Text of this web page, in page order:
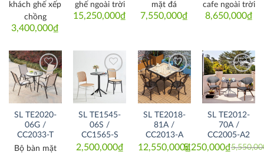
3,400,000₫
khách ghế xếp
chồng
15,250,000₫
ghế ngoài trời
7,550,000₫
mặt đá
8,650,000₫
cafe ngoài trời
Thích
SL TE2020-
06G /
CC2033-T
Bộ bàn mặt
Thích
SL TE1545-
06S /
CC1565-S
2,500,000₫
Thích
SL TE2018-
81A /
CC2013-A
12,550,000₫
Thích
SL TE2012-
70A /
CC2005-A2
Original
5,250,000₫Current